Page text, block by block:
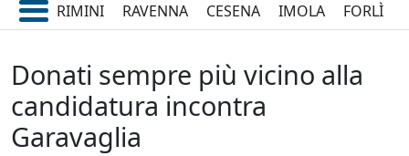
RIMINI RAVENNA CESENA IMOLA FORLÌ
Donati sempre più vicino alla
candidatura incontra
Garavaglia